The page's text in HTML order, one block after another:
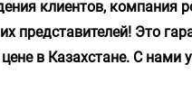
клиентов, компания
их представителей! Это
в Казахстане. С нами